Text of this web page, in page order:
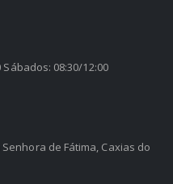
Sábados: 08:30/12:00
de Fátima, Caxias do